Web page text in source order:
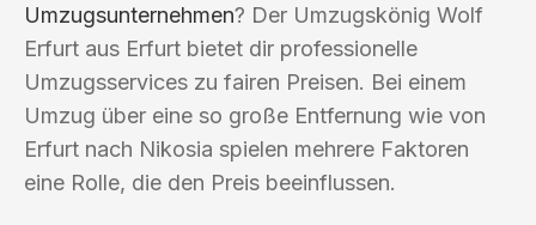
Umzugsunternehmen? Der Umzugskönig Wolf
Erfurt aus Erfurt bietet dir professionelle
Umzugsservices zu fairen Preisen. Bei einem
Umzug über eine so große Entfernung wie von
Erfurt nach Nikosia spielen mehrere Faktoren
eine Rolle, die den Preis beeinflussen.